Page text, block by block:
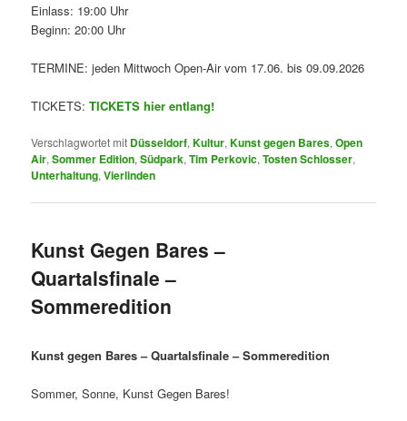
Einlass: 19:00 Uhr
Beginn: 20:00 Uhr
TERMINE: jeden Mittwoch Open-Air vom 17.06. bis 09.09.2026
TICKETS:TICKETS hier entlang!
Verschlagwortet mit Düsseldorf,Kultur,Kunst gegen Bares,Open
Air,Sommer Edition,Südpark,Tim Perkovic,Tosten Schlosser,
Unterhaltung,Vierlinden
Kunst Gegen Bares –
Quartalsfinale –
Sommeredition
Kunst gegen Bares – Quartalsfinale – Sommeredition
Sommer, Sonne, Kunst Gegen Bares!